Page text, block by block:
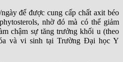
để được cung cấp chất axit béo
nhờ đó mà có thể giảm
chậm sự tăng trưởng khối u (theo
và vi sinh tại Trường Đại học Y